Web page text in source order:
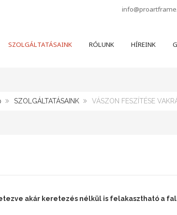
SZOLGÁLTATÁSAINK RÓLUNK HÍREINK
SZOLGÁLTATÁSAINK VÁSZON FESZÍTÉSE
akár keretezés nélkül is felakasztható a